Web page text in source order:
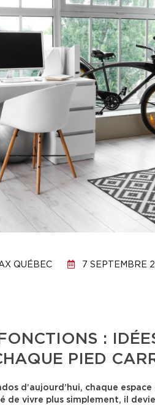
QUÉBEC 7 SEPTEMBRE
:
PIED
d’aujourd’hui, chaque
de vivre plus simplement, il